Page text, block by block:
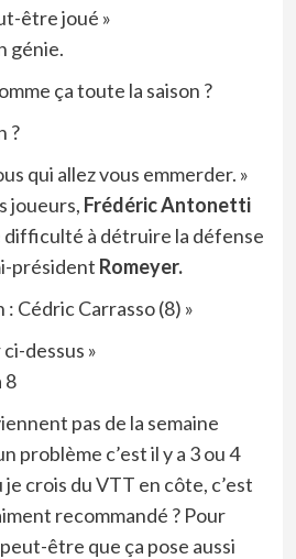
être joué »
génie.
ça toute la saison ?
?
qui allez vous emmerder. »
joueurs, Frédéric Antonetti
difficulté à détruire la défense
président Romeyer.
: Cédric Carrasso (8) »
dessus »
8
pas de la semaine
problème c’est il y a 3 ou 4
je crois du VTT en côte, c’est
recommandé ? Pour
être que ça pose aussi